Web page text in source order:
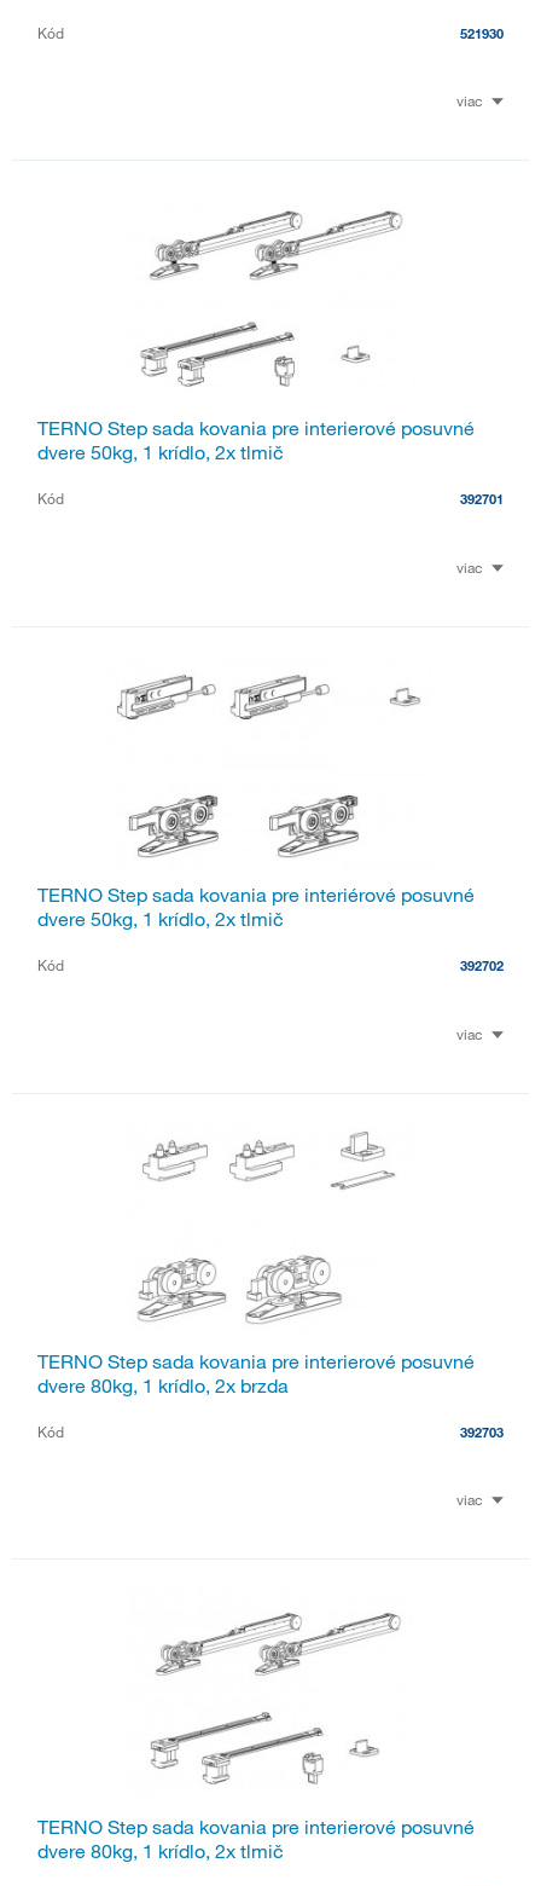
Kód 521930
viac
TERNO Step sada kovania pre interierové posuvné
dvere 50kg, 1 krídlo, 2x tlmič
Kód 392701
viac
TERNO Step sada kovania pre interiérové posuvné
dvere 50kg, 1 krídlo, 2x tlmič
Kód 392702
viac
TERNO Step sada kovania pre interierové posuvné
dvere 80kg, 1 krídlo, 2x brzda
Kód 392703
viac
TERNO Step sada kovania pre interierové posuvné
dvere 80kg, 1 krídlo, 2x tlmič